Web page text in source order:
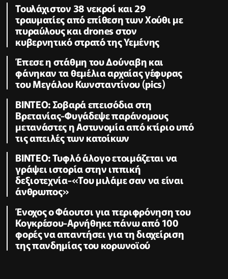
Τουλάχιστον 38 νεκροί και 29
τραυματίες από επίθεση των Χούθι με
πυραύλους και drones στον
κυβερνητικό στρατό της Υεμένης
Έπεσε η στάθμη του Δούναβη και
φάνηκαν τα θεμέλια αρχαίας γέφυρας
του Μεγάλου Κωνσταντίνου (pics)
ΒΙΝΤΕΟ: Σοβαρά επεισόδια στη
Βρετανίας-Φυγάδεψε παράνομους
μετανάστες η Αστυνομία από κτίριο υπό
τις απειλές των κατοίκων
ΒΙΝΤΕΟ: Τυφλό άλογο ετοιμάζεται να
γράψει ιστορία στην ιππική
δεξιοτεχνία-«Του μιλάμε σαν να είναι
άνθρωπος»
Ένοχος ο Φάουτσι για περιφρόνηση του
Κογκρέσου-Αρνήθηκε πάνω από 100
φορές να απαντήσει για τη διαχείριση
της πανδημίας του κορωνοϊού